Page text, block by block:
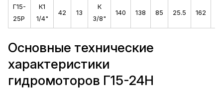
Г15-
25Р
К1
1/4"
42 13
К
3/8"
140 138 85 25.5 162
Основные технические
характеристики
гидромоторов Г15-24Н